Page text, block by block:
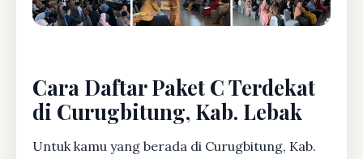
Cara Daftar Paket C Terdekat
di Curugbitung, Kab. Lebak
Untuk kamu yang berada di Curugbitung, Kab.